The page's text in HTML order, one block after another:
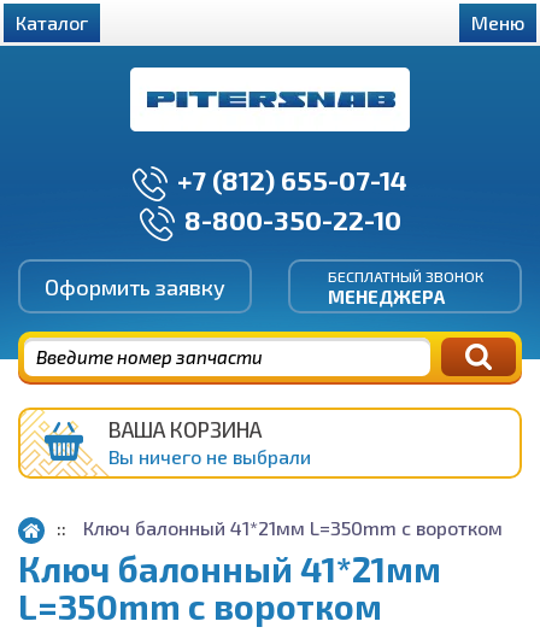
+7 (812) 655-07-14
8-800-350-22-10
Оформить заявку БЕСПЛАТНЫЙ ЗВОНОК
МЕНЕДЖЕРА
Каталог Меню
ВАША КОРЗИНА
Вы ничего не выбрали
Ключ балонный 41*21мм L=350mm с воротком
Ключ балонный 41*21мм
L=350mm с воротком